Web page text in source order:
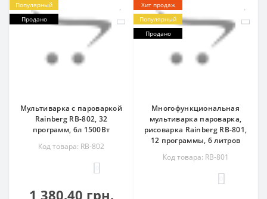
Популярный
Продано
Мультиварка с пароваркой
Rainberg RB-802, 32
программ, 6л 1500Вт
Код товара: RB-802
1 380.40 грн.
Хит продаж
Популярный
Продано
Многофункциональная
мультиварка пароварка,
рисоварка Rainberg RB-801,
12 программы, 6 литров
Код товара: RB-801